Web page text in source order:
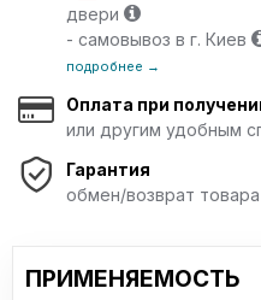
двери
- самовывоз в г. Киев
подробнее →
Оплата при
или другим удобным
Гарантия
обмен/возврат
ПРИМЕНЯЕМОСТЬ